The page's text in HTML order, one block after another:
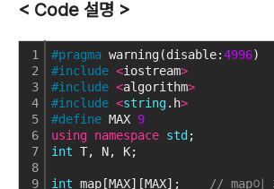
< Code 설명 >
1
2
3
4
5
6
7
8
9
#pragma warning(disable:4996)
#include <iostream>
#include <algorithm>
#include <string.h>
#define MAX 9
using namespace std ;
int T, N, K;
int map[MAX][MAX];
// map이